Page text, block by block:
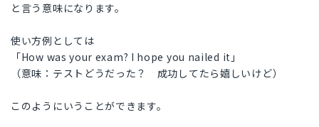
と言う意味になります。
使い方例としては
「How was your exam? I hope you nailed it」
（意味：テストどうだった？ 成功してたら嬉しいけど）
このようにいうことができます。